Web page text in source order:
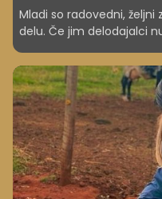
Mladi so radovedni,
delu. Če jim delodajalci
priložnosti za rast, se
strokovnjake prihodnosti
v nekaterih slovenskih
pritegniti in obdržati
potenciale, svetujeta
Ličen.